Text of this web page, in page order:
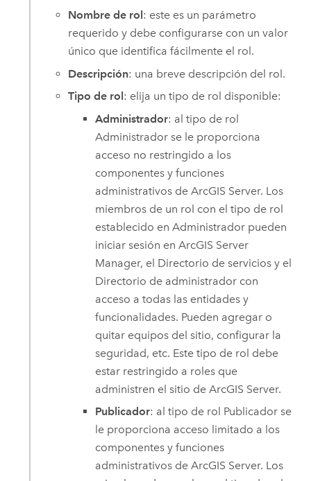
Nombre de rol: este es un parámetro
requerido y debe configurarse con un valor
único que identifica fácilmente el rol.
Descripción: una breve descripción del rol.
Tipo de rol: elija un tipo de rol disponible:
Administrador: al tipo de rol
Administrador se le proporciona
acceso no restringido a los
componentes y funciones
administrativos de ArcGIS Server. Los
miembros de un rol con el tipo de rol
establecido en Administrador pueden
iniciar sesión en ArcGIS Server
Manager, el Directorio de servicios y el
Directorio de administrador con
acceso a todas las entidades y
funcionalidades. Pueden agregar o
quitar equipos del sitio, configurar la
seguridad, etc. Este tipo de rol debe
estar restringido a roles que
administren el sitio de ArcGIS Server.
Publicador: al tipo de rol Publicador se
le proporciona acceso limitado a los
componentes y funciones
administrativos de ArcGIS Server. Los